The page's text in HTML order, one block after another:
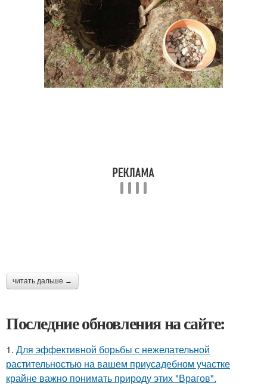
читать дальше →
Последние обновления на сайте:
1. Для эффективной борьбы с нежелательной
растительностью на вашем приусадебном участке
крайне важно понимать природу этих "Врагов".